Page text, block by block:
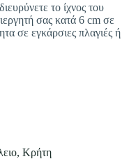
το ίχνος του
σας κατά 6 cm σε
σε εγκάρσιες πλαγιές ή
Κρήτη